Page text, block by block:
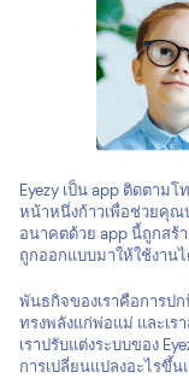
Eyezy เป็น app ติดตาม
หน้าหนึ่งก้าวเพื่อช่วยคุ
อนาคตด้วย app นี้ถูกสร้
ถูกออกแบบมาให้ใช้งาน
พันธกิจของเราคือการป
ทรงพลังแก่พ่อแม่ และเ
เราปรับแต่งระบบของ
การเปลี่ยนแปลงอะไรขึ้